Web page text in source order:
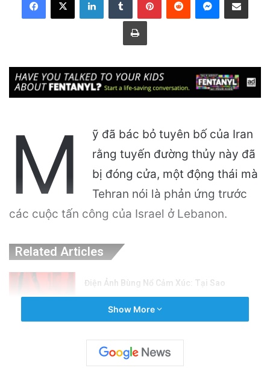
Print
M
ỹ đã bác bỏ tuyên bố của Iran
rằng tuyến đường thủy này đã
bị đóng cửa, một động thái mà
Tehran nói là phản ứng trước
các cuộc tấn công của Israel ở Lebanon.
Related Articles
Điện Ảnh Bùng Nổ Cảm Xúc: Tại Sao
Cách Mạnh Mẽ?
9 hours ago
Cảnh Báo: Công An Xử Phạt Người Chia Sẻ
Show More